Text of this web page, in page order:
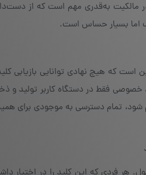
به‌قدری مهم است که از
اما بسیار حساس است.
است که هیچ نهادی توانایی بازیابی
خصوصی فقط در دستگاه کاربر تولید و
شود، تمام دسترسی به موجودی برای